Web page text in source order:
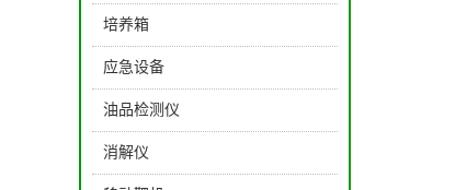
培养箱
应急设备
油品检测仪
消解仪